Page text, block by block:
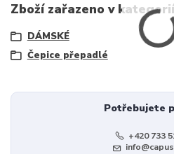
Zboží zařazeno v
DÁMSKÉ
Čepice přepadlé
Potřebujete
+420 733